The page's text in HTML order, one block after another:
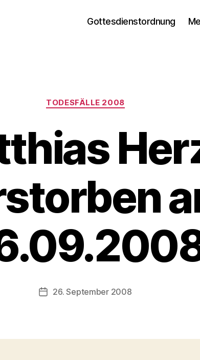
Gottesdienstordnung
Kategorien
TODESFÄLLE 2008
Veröffentlichungsdatum
26. September 2008